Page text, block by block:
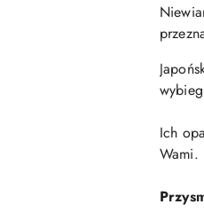
Ich
Wami.